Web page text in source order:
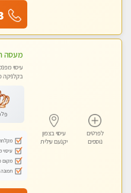
לפרטים
נוספים
עיסוי בצפון
יקנעם עילית
מעסה
עיסוי
עיסוי
מקום